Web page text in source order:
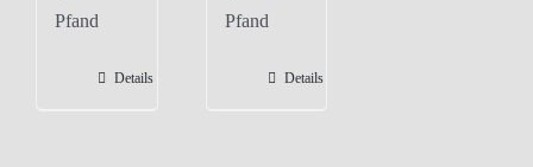
Pfand
Details
Varianten
Pfand
Details